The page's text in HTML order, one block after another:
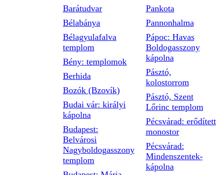
Barátudvar
Bélabánya
Bélagyulafalva
templom
Bény: templomok
Berhida
Bozók (Bzovík)
Budai vár: királyi
kápolna
Budapest:
Belvárosi
Nagyboldogasszony
templom
Pankota
Pannonhalma
Pápoc: Havas
Boldogasszony
kápolna
Pásztó,
kolostorrom
Pásztó, Szent
Lőrinc templom
Pécsvárad: erődített
monostor
Pécsvárad:
Mindenszentek-
kápolna